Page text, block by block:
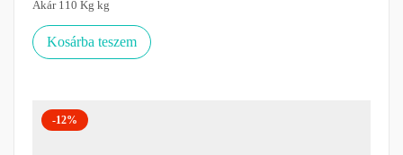
Akár 110 Kg kg
Kosárba teszem
-12%